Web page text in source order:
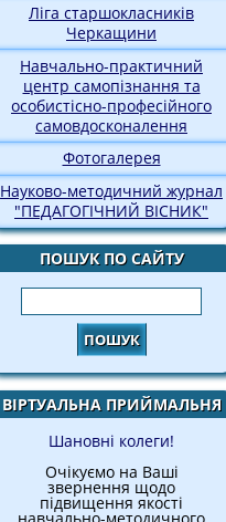
Ліга старшокласників
Черкащини
Навчально-практичний
центр самопізнання та
особистісно-професійного
самовдосконалення
Фотогалерея
Науково-методичний журнал
"ПЕДАГОГІЧНИЙ ВІСНИК"
ПОШУК ПО САЙТУ
Пошук
ВІРТУАЛЬНА ПРИЙМАЛЬНЯ
Шановні колеги!
Очікуємо на Ваші
звернення щодо
підвищення якості